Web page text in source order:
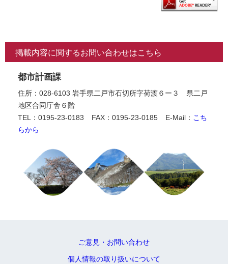
掲載内容に関するお問い合わせはこちら
都市計画課
住所：028-6103 岩手県二戸市石切所字荷渡６ー３ 県二戸
地区合同庁舎６階
TEL：0195-23-0183
FAX：0195-23-0185 E-Mail： こち
らから
ご意見・お問い合わせ
個人情報の取り扱いについて